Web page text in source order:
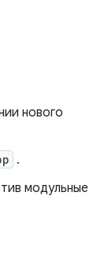
нового
.
модульные